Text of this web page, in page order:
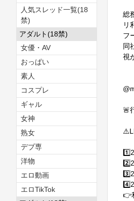
総
リ
フ
同
視
🚨
👉
人気スレッド一覧(18
禁)
アダルト(18禁)
女優・AV
おっぱい
素人
コスプレ
ギャル
女神
熟女
デブ専
洋物
エロ動画
エロTikTok